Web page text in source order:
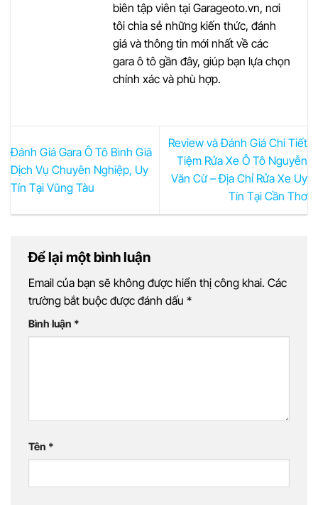
biên tập viên tại Garageoto.vn, nơi
tôi chia sẻ những kiến thức, đánh
giá và thông tin mới nhất về các
gara ô tô gần đây, giúp bạn lựa chọn
chính xác và phù hợp.
Đánh Giá Gara Ô Tô Bình Giã
Dịch Vụ Chuyên Nghiệp, Uy
Tín Tại Vũng Tàu
Review và Đánh Giá Chi Tiết
Tiệm Rửa Xe Ô Tô Nguyễn
Văn Cừ – Địa Chỉ Rửa Xe Uy
Tín Tại Cần Thơ
Để lại một bình luận
Email của bạn sẽ không được hiển thị công khai. Các
trường bắt buộc được đánh dấu *
Bình luận *
Tên *